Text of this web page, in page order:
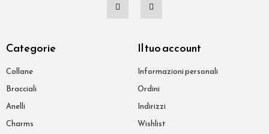
Categorie
Collane
Bracciali
Anelli
Charms
Il tuo account
Informazioni personali
Ordini
Indirizzi
Wishlist